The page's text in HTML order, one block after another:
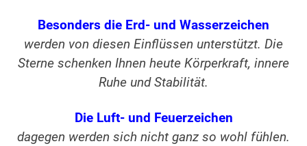
Besonders die Erd- und Wasserzeichen
werden von diesen Einflüssen unterstützt. Die
Sterne schenken Ihnen heute Körperkraft, innere
Ruhe und Stabilität.
Die Luft- und Feuerzeichen
dagegen werden sich nicht ganz so wohl fühlen.